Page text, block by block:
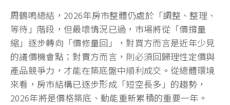
周鶴鳴總結，2026年房市整體仍處於「調整、整理、
等待」階段，但最壞情況已過，市場將從「價撐量
縮」逐步轉向「價修量回」，對買方而言是近年少見
的議價機會點；對賣方而言，則必須回歸理性定價與
產品競爭力，才能在築底盤中順利成交。從總體環境
來看，房市結構已逐步形成「短空長多」的趨勢，
2026年將是價格築底、動能重新累積的重要一年。